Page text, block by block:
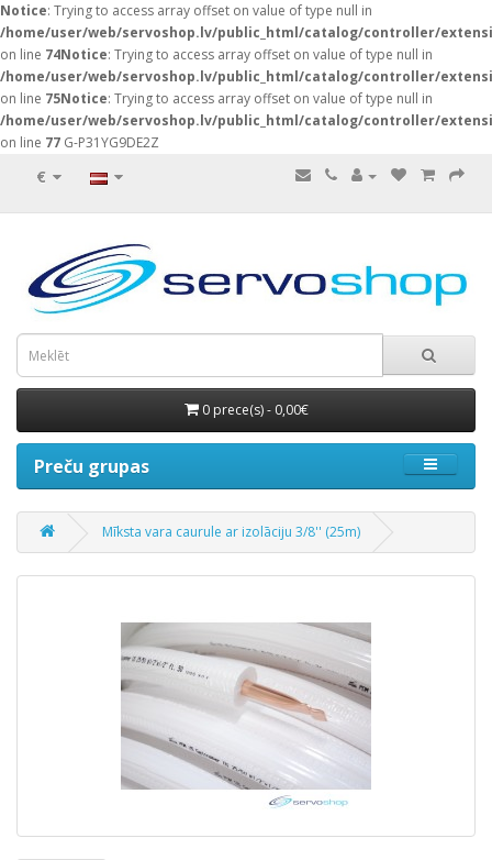
Notice: Trying to access array offset on value of type null in
/home/user/web/servoshop.lv/public_html/catalog/controller/
on line 74Notice: Trying to access array offset on value of type null in
/home/user/web/servoshop.lv/public_html/catalog/controller/
on line 75Notice: Trying to access array offset on value of type null in
/home/user/web/servoshop.lv/public_html/catalog/controller/
on line 77 G-P31YG9DE2Z
€
0 prece(s) - 0,00€
Preču grupas
Mīksta vara caurule ar izolāciju 3/8'' (25m)